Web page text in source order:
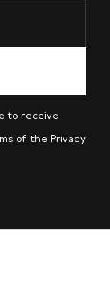
to receive
of the Privacy